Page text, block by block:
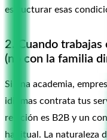
estructurar esas
2. Cuando
(no con la familia
Si una academia,
idiomas contrata tus
relación es B2B y un
habitual. La naturaleza